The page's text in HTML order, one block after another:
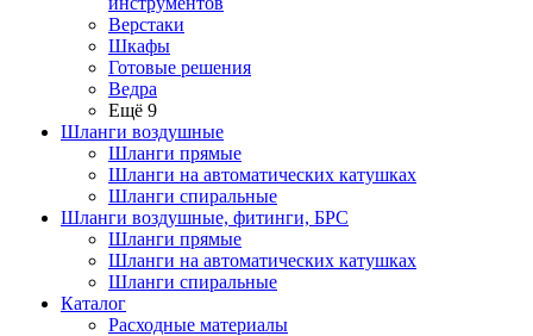
Верстаки
Шкафы
Готовые решения
Ведра
Ещё 9
Шланги воздушные
Шланги прямые
Шланги на автоматических катушках
Шланги спиральные
Шланги воздушные, фитинги, БРС
Шланги прямые
Шланги на автоматических катушках
Шланги спиральные
Каталог
Расходные материалы